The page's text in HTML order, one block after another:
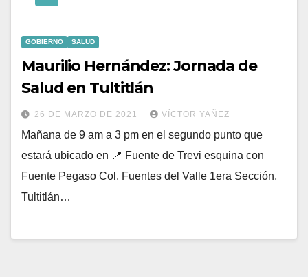
GOBIERNO SALUD
Maurilio Hernández: Jornada de
Salud en Tultitlán
26 DE MARZO DE 2021 VÍCTOR YAÑEZ
Mañana de 9 am a 3 pm en el segundo punto que
estará ubicado en 📍 Fuente de Trevi esquina con
Fuente Pegaso Col. Fuentes del Valle 1era Sección,
Tultitlán…